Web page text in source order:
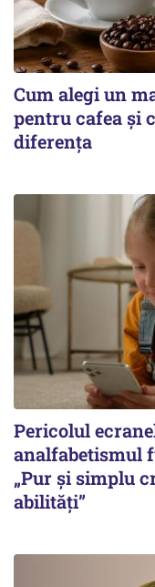
Cum alegi un
pentru cafea și
diferența
Pericolul
analfabetismul
„Pur și simplu
abilități”